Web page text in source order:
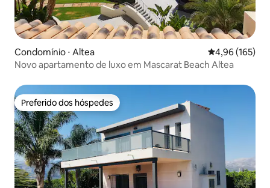
Condomínio ⋅ Altea 4,96 de uma
4,96 (165)
Novo apartamento de luxo em Mascarat Beach Altea
Preferido dos hóspedes
Preferido dos hóspedes